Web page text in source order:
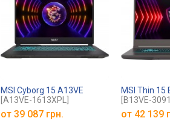
MSI Cyborg 15 A13VE
[A13VE-1613XPL]
от39 087 грн.
MSI Thin 15
[B13VE-
от 42 139